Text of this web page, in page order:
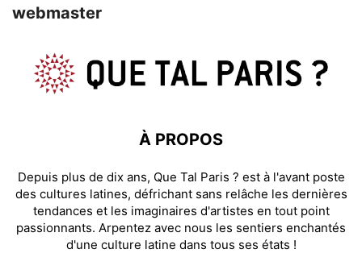
webmaster
À PROPOS
Depuis plus de dix ans, Que Tal Paris ? est à l'avant poste
des cultures latines, défrichant sans relâche les dernières
tendances et les imaginaires d'artistes en tout point
passionnants. Arpentez avec nous les sentiers enchantés
d'une culture latine dans tous ses états !